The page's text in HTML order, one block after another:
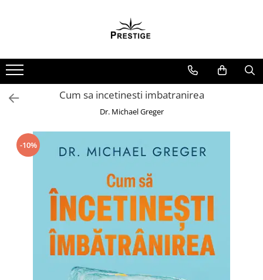
Noutati
Promotii
Pachete Speciale Carti
Spiritualitate - Ezoterism
Arte Divinatorii
Astrologie
Dezvoltare Spirituala
KidConnection
Minte Corp
New Illuminati Files
Cum sa incetinesti imbatranirea
Dr. Michael Greger
-10%